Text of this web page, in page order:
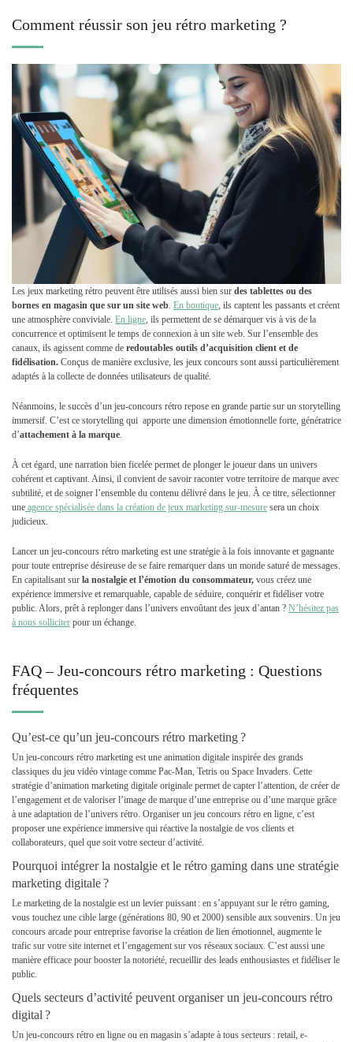
Comment réussir son jeu rétro marketing ?
Les jeux marketing rétro peuvent être utilisés aussi bien sur des tablettes ou des
bornes en magasin que sur un site web En boutique , ils captent les passants et créent
une atmosphère conviviale. En ligne , ils permettent de se démarquer vis à vis de la
concurrence et optimisent le temps de connexion à un site web. Sur l’ensemble des
canaux, ils agissent comme de redoutables outils d’acquisition client et de
fidélisation. Conçus de manière exclusive, les jeux concours sont aussi particulièrement
adaptés à la collecte de données utilisateurs de qualité.
Néanmoins, le succès d’un jeu-concours rétro repose en grande partie sur un storytelling
immersif. C’est ce storytelling qui apporte une dimension émotionnelle forte, génératrice
d’attachement à la marque
À cet égard, une narration bien ficelée permet de plonger le joueur dans un univers
cohérent et captivant. Ainsi, il convient de savoir raconter votre territoire de marque avec
subtilité, et de soigner l’ensemble du contenu délivré dans le jeu. À ce titre, sélectionner
une agence spécialisée dans la création de jeux marketing sur-mesure sera un choix
judicieux.
Lancer un jeu-concours rétro marketing est une stratégie à la fois innovante et gagnante
pour toute entreprise désireuse de se faire remarquer dans un monde saturé de messages.
En capitalisant sur la nostalgie et l’émotion du consommateur, vous créez une
expérience immersive et remarquable, capable de séduire, conquérir et fidéliser votre
public. Alors, prêt à replonger dans l’univers envoûtant des jeux d’antan ? N’hésitez pas
à nous solliciter pour un échange.
FAQ – Jeu-concours rétro marketing : Questions
fréquentes
Qu’est-ce qu’un jeu-concours rétro marketing ?
Un jeu-concours rétro marketing est une animation digitale inspirée des grands
classiques du jeu vidéo vintage comme Pac-Man, Tetris ou Space Invaders. Cette
stratégie d’animation marketing digitale originale permet de capter l’attention, de créer de
l’engagement et de valoriser l’image de marque d’une entreprise ou d’une marque grâce
à une adaptation de l’univers rétro. Organiser un jeu concours rétro en ligne, c’est
proposer une expérience immersive qui réactive la nostalgie de vos clients et
collaborateurs, quel que soit votre secteur d’activité.
Pourquoi intégrer la nostalgie et le rétro gaming dans une stratégie
marketing digitale ?
Le marketing de la nostalgie est un levier puissant : en s’appuyant sur le rétro gaming,
vous touchez une cible large (générations 80, 90 et 2000) sensible aux souvenirs. Un jeu
concours arcade pour entreprise favorise la création de lien émotionnel, augmente le
trafic sur votre site internet et l’engagement sur vos réseaux sociaux. C’est aussi une
manière efficace pour booster la notoriété, recueillir des leads enthousiastes et fidéliser le
public.
Quels secteurs d’activité peuvent organiser un jeu-concours rétro
digital ?
Un jeu-concours rétro en ligne ou en magasin s’adapte à tous secteurs : retail, e-